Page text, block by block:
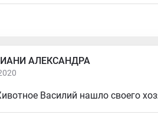
АЛЕКСАНДРА
Василий нашло своего